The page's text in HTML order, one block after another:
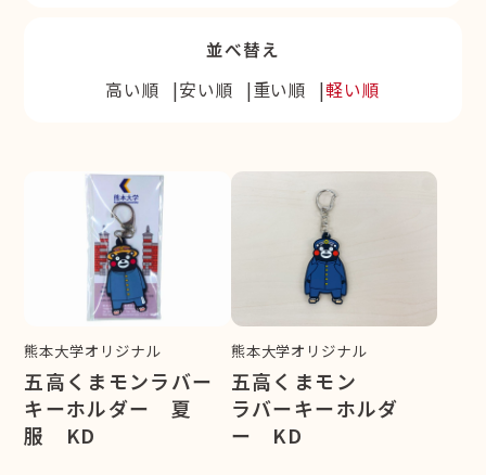
並べ替え
高い順
安い順 重い順 軽い順
熊本大学オリジナル
五高くまモンラバー
キーホルダー 夏
服 KD
熊本大学オリジナル
五高くまモン
ラバーキーホルダ
ー KD